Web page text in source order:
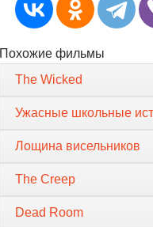
Похожие фильмы
The Wicked
Ужасные школьные
Лощина висельников
The Creep
Dead Room